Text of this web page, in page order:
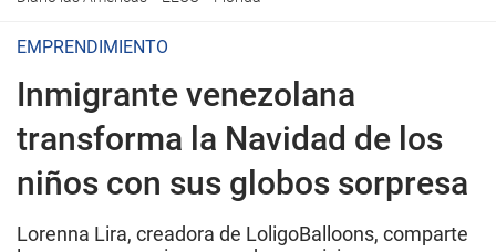
EMPRENDIMIENTO
Inmigrante venezolana
transforma la Navidad de los
niños con sus globos sorpresa
Lorenna Lira, creadora de LoligoBalloons, comparte